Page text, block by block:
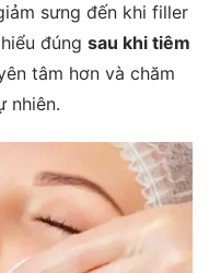
sưng đến khi filler
đúng sau khi tiêm
tâm hơn và chăm
nhiên.